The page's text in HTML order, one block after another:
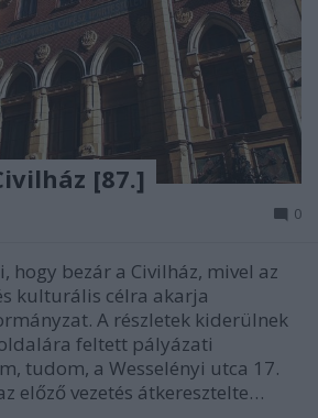
[87.]
0
hogy bezár a Civilház, mivel az
kulturális célra akarja
A részletek kiderülnek
feltett pályázati
tudom, a Wesselényi utca 17.
előző vezetés átkeresztelte…